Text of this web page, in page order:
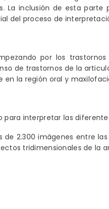
La inclusión de esta
del proceso de
por los
de trastornos de la
en la región oral y
interpretar las
2.300 imágenes entre
tridimensionales de la